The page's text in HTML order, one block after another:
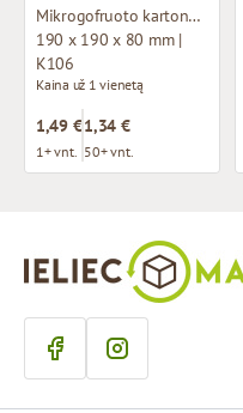
Mikrogofruoto kartono dėžutė
190 x 190 x 80 mm |
K106
Kaina už 1 vienetą
1,49 €
1+ vnt.
1,34 €
50+ vnt.